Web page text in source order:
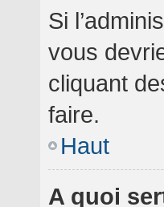
Si
vous
cliquant
faire.
Haut
A quoi